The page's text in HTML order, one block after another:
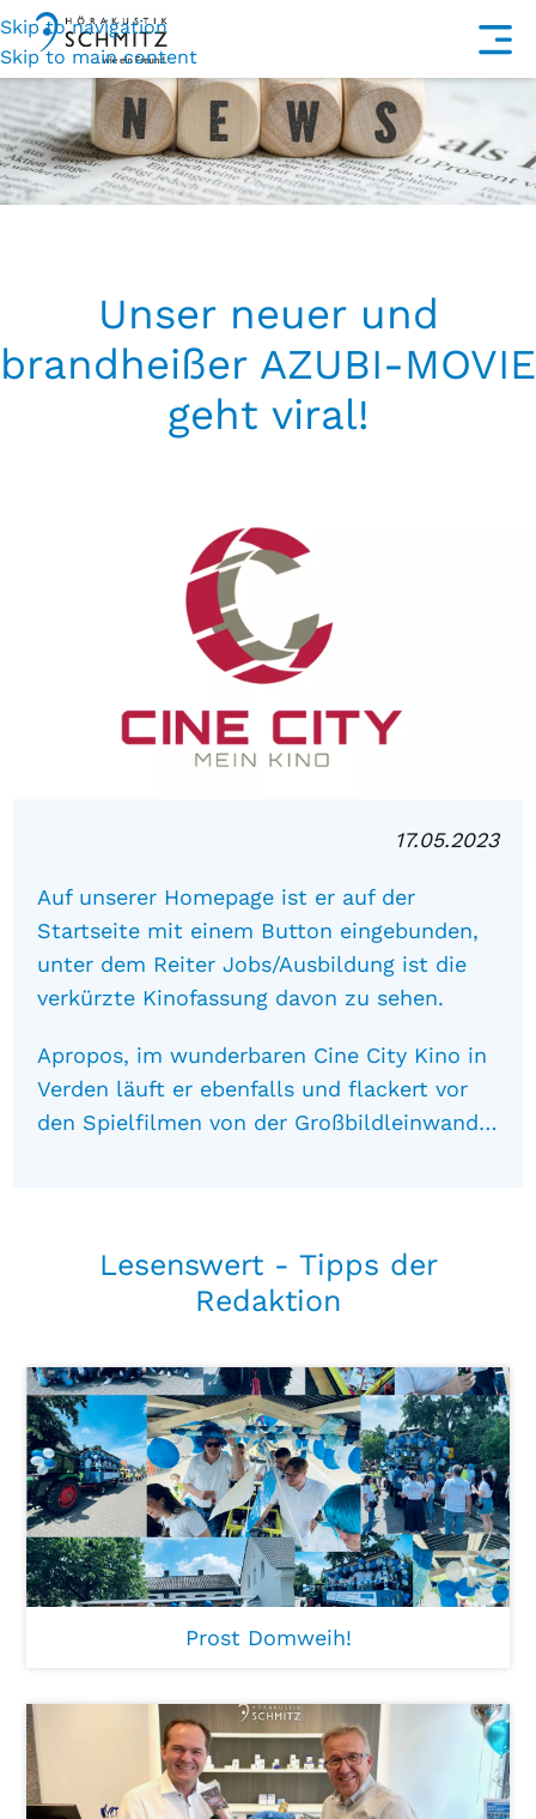
Skip to navigation
Skip to main content
Unser neuer und
brandheißer AZUBI-MOVIE
geht viral!
17.05.2023
Auf unserer Homepage ist er auf der
Startseite mit einem Button eingebunden,
unter dem Reiter Jobs/Ausbildung ist die
verkürzte Kinofassung davon zu sehen.
Apropos, im wunderbaren Cine City Kino in
Verden läuft er ebenfalls und flackert vor
den Spielfilmen von der Großbildleinwand…
Lesenswert - Tipps der
Redaktion
Prost Domweih!